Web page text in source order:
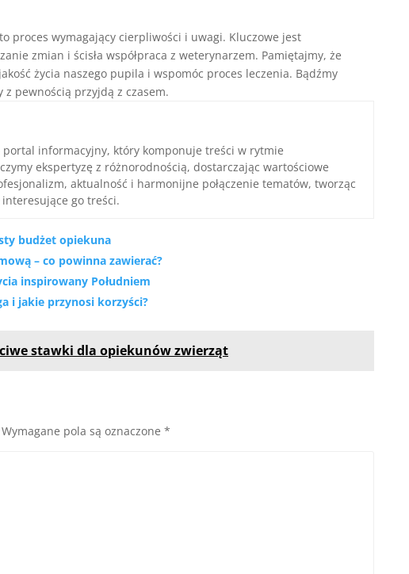
to proces wymagający cierpliwości i uwagi. Kluczowe jest
zmian i ścisła współpraca z weterynarzem. Pamiętajmy, że
życia naszego pupila i wspomóc proces leczenia. Bądźmy
z pewnością przyjdą z czasem.
portal informacyjny, który komponuje treści w rytmie
ekspertyzę z różnorodnością, dostarczając wartościowe
aktualność i harmonijne połączenie tematów, tworząc
go treści.
budżet opiekuna
– co powinna zawierać?
inspirowany Południem
i jakie przynosi korzyści?
stawki dla opiekunów zwierząt
Wymagane pola są oznaczone *